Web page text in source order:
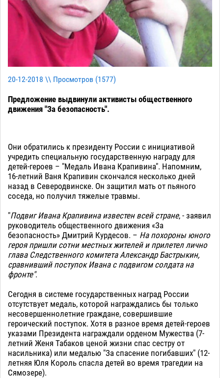
20-12-2018 \\ Просмотров (1577)
Предложение выдвинули активисты общественного
движения "За безопасность".
Они обратились к президенту России с инициативой
учредить специальную государственную награду для
детей-героев – "Медаль Ивана Крапивина". Напомним,
16-летний Ваня Крапивин скончался несколько дней
назад в Северодвинске. Он защитил мать от пьяного
соседа, но получил тяжелые травмы.
"Подвиг Ивана Крапивина известен всей стране, - заявил
руководитель общественного движения «За
безопасность» Дмитрий Курдесов. – На похороны юного
героя пришли сотни местных жителей и прилетел лично
глава Следственного комитета Александр Бастрыкин,
сравнивший поступок Ивана с подвигом солдата на
фронте".
Сегодня в системе государственных наград России
отсутствует медаль, которой награждались бы только
несовершеннолетние граждане, совершившие
героический поступок. Хотя в разное время детей-героев
указами Президента награждали орденом Мужества (7-
летний Женя Табаков ценой жизни спас сестру от
насильника) или медалью "За спасение погибавших" (12-
летняя Юля Король спасла детей во время трагедии на
Сямозере).